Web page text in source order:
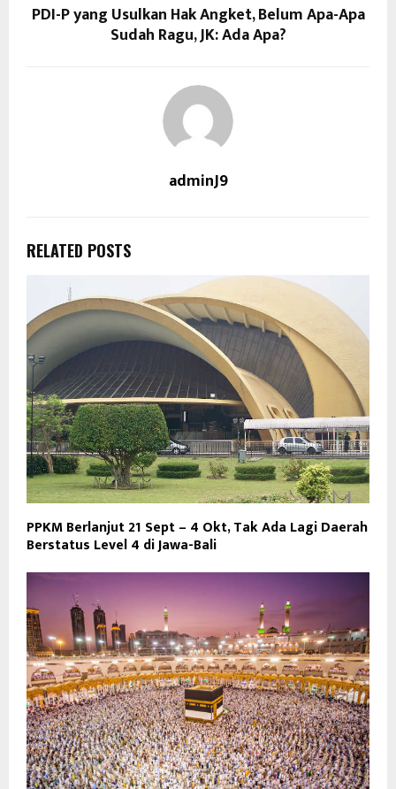
PDI-P yang Usulkan Hak Angket, Belum Apa-Apa
Sudah Ragu, JK: Ada Apa?
adminJ9
RELATED POSTS
PPKM Berlanjut 21 Sept – 4 Okt, Tak Ada Lagi Daerah
Berstatus Level 4 di Jawa-Bali